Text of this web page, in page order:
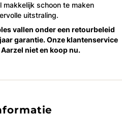
schoon te maken
uitstraling.
vallen onder een retourbeleid
garantie. Onze klantenservice
niet en koop nu.